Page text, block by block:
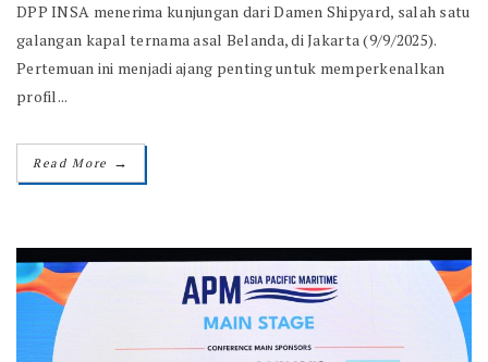
DPP INSA menerima kunjungan dari Damen Shipyard, salah satu
galangan kapal ternama asal Belanda, di Jakarta (9/9/2025).
Pertemuan ini menjadi ajang penting untuk memperkenalkan
profil...
Read More →